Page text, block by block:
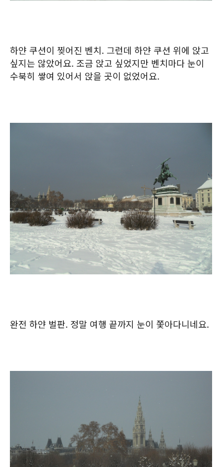
하얀 쿠션이 찢어진 벤치. 그런데 하얀 쿠션 위에 앉고
싶지는 않았어요. 조금 앉고 싶었지만 벤치마다 눈이
수북히 쌓여 있어서 앉을 곳이 없었어요.
완전 하얀 벌판. 정말 여행 끝까지 눈이 쫓아다니네요.